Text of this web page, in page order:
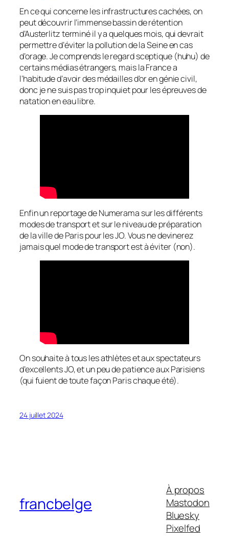
En ce qui concerne les infrastructures cachées, on
peut découvrir l’immense bassin de rétention
d’Austerlitz terminé il y a quelques mois, qui devrait
permettre d’éviter la pollution de la Seine en cas
d’orage. Je comprends le regard sceptique (huhu) de
certains médias étrangers, mais la France a
l’habitude d’avoir des médailles d’or en génie civil,
donc je ne suis pas trop inquiet pour les épreuves de
natation en eau libre.
Enfin un reportage de Numerama sur les différents
modes de transport et sur le niveau de préparation
de la ville de Paris pour les JO. Vous ne devinerez
jamais quel mode de transport est à éviter (non).
On souhaite à tous les athlètes et aux spectateurs
d’excellents JO, et un peu de patience aux Parisiens
(qui fuient de toute façon Paris chaque été).
24 juillet 2024
francbelge
À propos
Mastodon
Bluesky
Pixelfed